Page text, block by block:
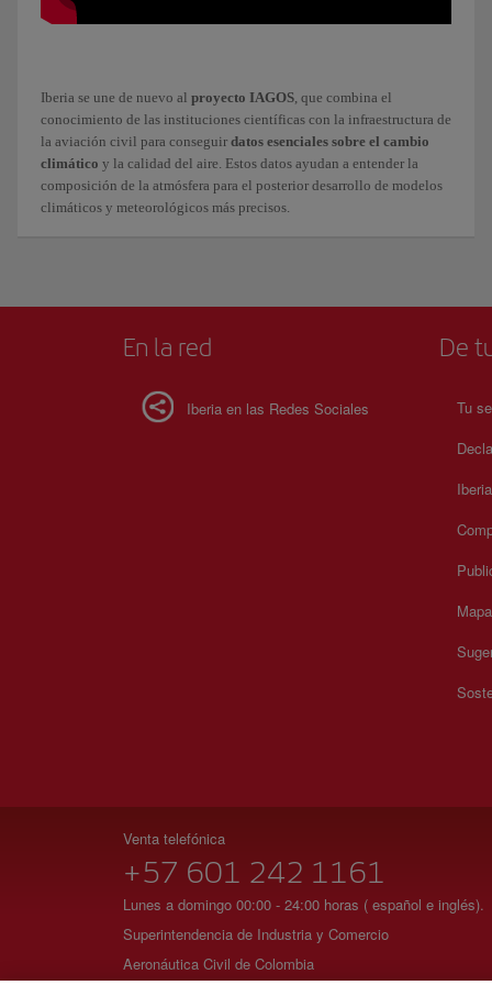
Iberia se une de nuevo al proyecto IAGOS, que combina el
conocimiento de las instituciones científicas con la infraestructura de
la aviación civil para conseguir datos esenciales sobre el cambio
climático y la calidad del aire. Estos datos ayudan a entender la
composición de la atmósfera para el posterior desarrollo de modelos
climáticos y meteorológicos más precisos.
En la red
Iberia en las Redes Sociales
De
Tu
Venta telefónica
+57 601 242 1161
Lunes a domingo 00:00 - 24:00 horas ( español e inglés).
Superintendencia de Industria y Comercio
Aeronáutica Civil de Colombia